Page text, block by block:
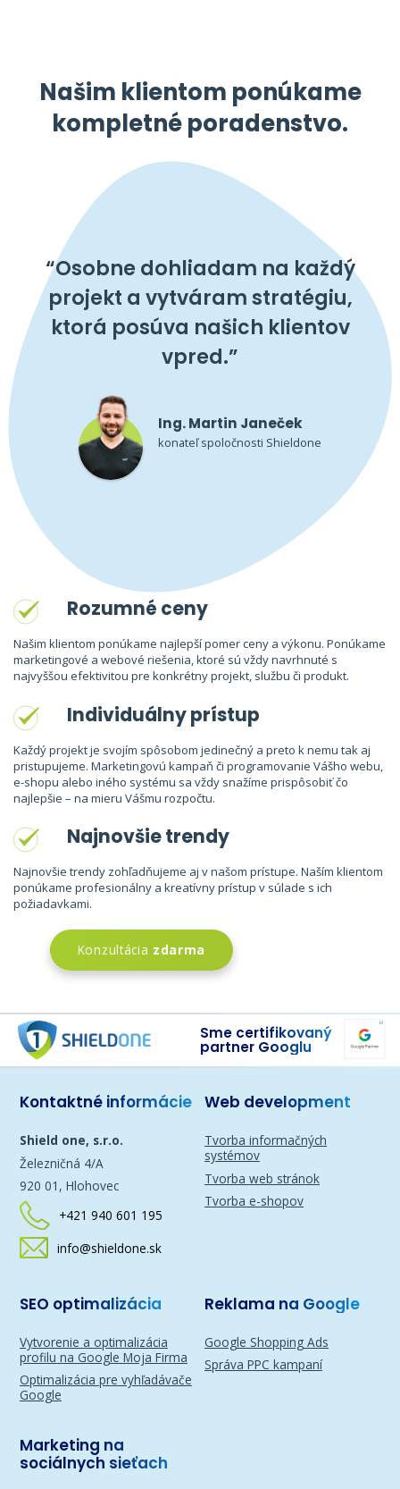
Našim klientom ponúkame
kompletné poradenstvo.
“Osobne dohliadam na každý
projekt a vytváram stratégiu,
ktorá posúva našich klientov
vpred.”
Ing. Martin Janeček
konateľ spoločnosti Shieldone
Rozumné ceny
Našim klientom ponúkame najlepší pomer ceny a výkonu. Ponúkame
marketingové a webové riešenia, ktoré sú vždy navrhnuté s
najvyššou efektivitou pre konkrétny projekt, službu či produkt.
Individuálny prístup
Každý projekt je svojím spôsobom jedinečný a preto k nemu tak aj
pristupujeme. Marketingovú kampaň či programovanie Vášho webu,
e-shopu alebo iného systému sa vždy snažíme prispôsobiť čo
najlepšie – na mieru Vášmu rozpočtu.
Najnovšie trendy
Najnovšie trendy zohľadňujeme aj v našom prístupe. Naším klientom
ponúkame profesionálny a kreatívny prístup v súlade s ich
požiadavkami.
Konzultácia zdarma
Sme certifikovaný
partner Googlu
Kontaktné informácie
Shield one, s.r.o.
Železničná 4/A
920 01, Hlohovec
+421 940 601 195
info@shieldone.sk
Web development
Tvorba informačných
systémov
Tvorba web stránok
Tvorba e-shopov
SEO optimalizácia
Vytvorenie a optimalizácia
profilu na Google Moja Firma
Optimalizácia pre vyhľadávače
Google
Reklama na Google
Google Shopping Ads
Správa PPC kampaní
Marketing na
sociálnych sieťach